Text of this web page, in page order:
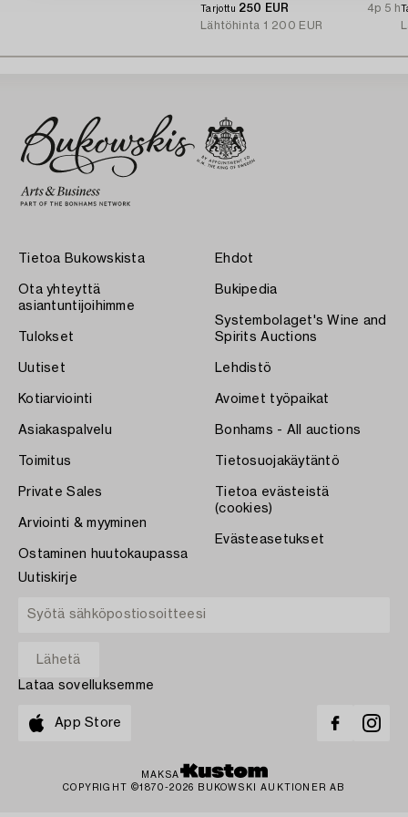
Tarjottu 250 EUR
4p 5 h
Lähtöhinta 1 200 EUR
Tietoa Bukowskista
Ota yhteyttä
asiantuntijoihimme
Tulokset
Uutiset
Kotiarviointi
Asiakaspalvelu
Toimitus
Private Sales
Arviointi & myyminen
Ostaminen huutokaupassa
Ehdot
Bukipedia
Systembolaget's Wine and
Spirits Auctions
Lehdistö
Avoimet työpaikat
Bonhams - All auctions
Tietosuojakäytäntö
Tietoa evästeistä
(cookies)
Evästeasetukset
Uutiskirje
Lataa sovelluksemme
App Store
MAKSA
COPYRIGHT ©1870-2026 BUKOWSKI AUKTIONER AB